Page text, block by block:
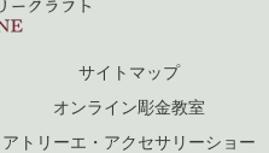
サイトマップ
オンライン彫金教室
アトリーエ・アクセサリーショー